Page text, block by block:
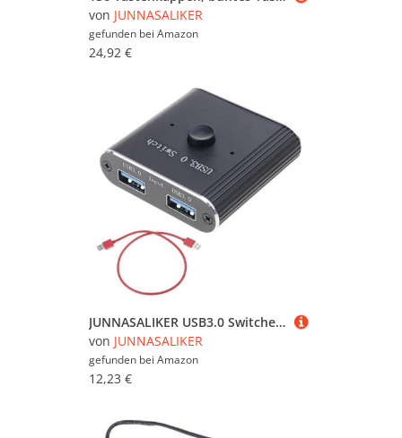
von JUNNASALIKER
gefunden bei Amazon
24,92 €
JUNNASALIKER USB3.0 Switcher Schalterteilung Von USB Geräten Zwischen 2 Computern Für Home Office Und Schulnutzung
von JUNNASALIKER
gefunden bei Amazon
12,23 €